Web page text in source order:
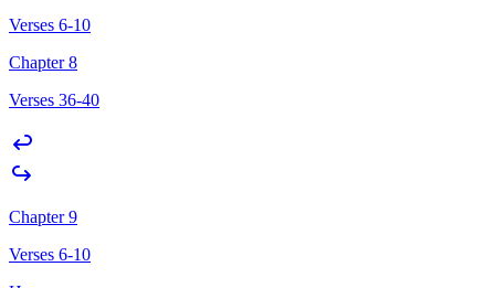
Verses 6-10
Chapter 8
Verses 36-40
Chapter 9
Verses 6-10